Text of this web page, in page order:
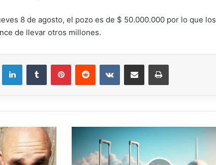
8 de agosto, el pozo es de $ 50.000.000 por lo que los
de llevar otros millones.